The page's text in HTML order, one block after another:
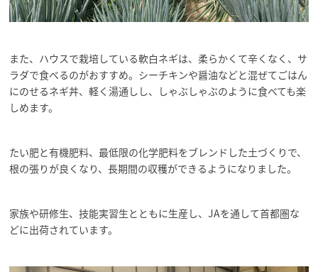
また、ハウスで栽培している軟白ネギは、柔らかくて辛くなく、サ
ラダで食べるのがおすすめ。シーチキンや醤油などと混ぜてごはん
にのせるネギ丼、軽く湯通しし、しゃぶしゃぶのように食べても楽
しめます。
たい肥と有機肥料、最低限の化学肥料をブレンドした土づくりで、
根の張りが良くなり、長期間の収穫ができるようになりました。
家族や研修生、技能実習生とともに生産し、JAを通して首都圏な
どに出荷されています。